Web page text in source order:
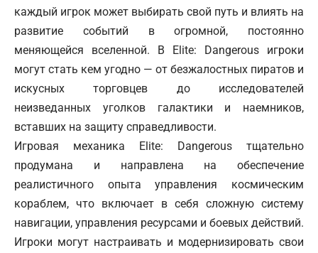
каждый игрок может выбирать свой путь и влиять на
развитие событий в огромной, постоянно
меняющейся вселенной. В Elite: Dangerous игроки
могут стать кем угодно — от безжалостных пиратов и
искусных торговцев до исследователей
неизведанных уголков галактики и наемников,
вставших на защиту справедливости.
Игровая механика Elite: Dangerous тщательно
продумана и направлена на обеспечение
реалистичного опыта управления космическим
кораблем, что включает в себя сложную систему
навигации, управления ресурсами и боевых действий.
Игроки могут настраивать и модернизировать свои